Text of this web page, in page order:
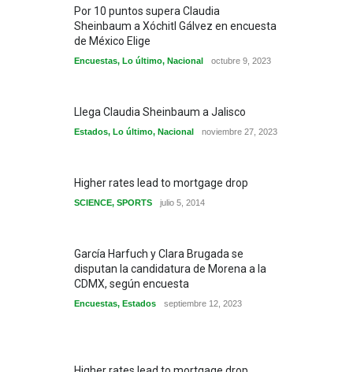
Por 10 puntos supera Claudia
Sheinbaum a Xóchitl Gálvez en encuesta
de México Elige
Encuestas, Lo último, Nacional octubre 9, 2023
Llega Claudia Sheinbaum a Jalisco
Estados, Lo último, Nacional noviembre 27, 2023
Higher rates lead to mortgage drop
SCIENCE, SPORTS julio 5, 2014
García Harfuch y Clara Brugada se
disputan la candidatura de Morena a la
CDMX, según encuesta
Encuestas, Estados septiembre 12, 2023